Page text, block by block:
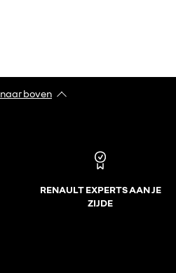
boven
RENAULT EXPERTS AAN JE
ZIJDE